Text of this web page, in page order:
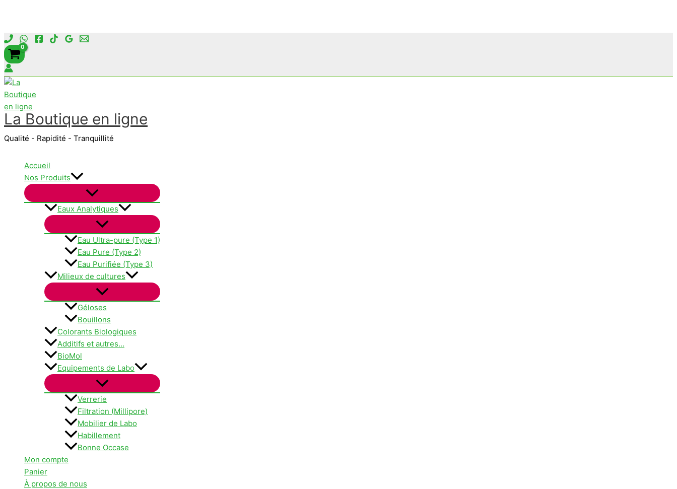
Aller
au
contenu
La Boutique en ligne
Qualité - Rapidité - Tranquillité
Accueil
Nos Produits
Eaux Analytiques
Eau Ultra-pure (Type 1)
Eau Pure (Type 2)
Eau Purifiée (Type 3)
Milieux de cultures
Géloses
Bouillons
Colorants Biologiques
Additifs et autres…
BioMol
Equipements de Labo
Verrerie
Filtration (Millipore)
Mobilier de Labo
Habillement
Bonne Occase
Mon compte
Panier
À propos de nous